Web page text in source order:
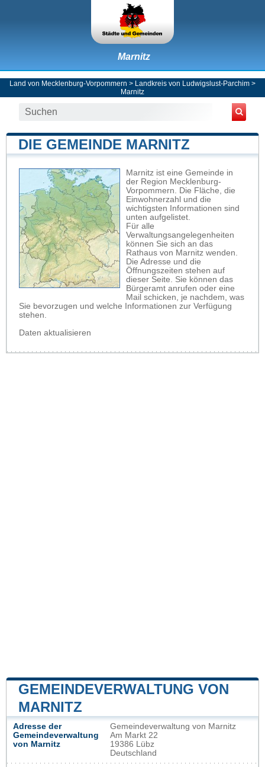
Marnitz
Land von Mecklenburg-Vorpommern > Landkreis von Ludwigslust-Parchim >
Marnitz
DIE GEMEINDE MARNITZ
Marnitz ist eine Gemeinde in
der Region Mecklenburg-
Vorpommern. Die Fläche, die
Einwohnerzahl und die
wichtigsten Informationen sind
unten aufgelistet.
Für alle
Verwaltungsangelegenheiten
können Sie sich an das
Rathaus von Marnitz wenden.
Die Adresse und die
Öffnungszeiten stehen auf
dieser Seite. Sie können das
Bürgeramt anrufen oder eine
Mail schicken, je nachdem, was
Sie bevorzugen und welche Informationen zur Verfügung
stehen.
Daten aktualisieren
GEMEINDEVERWALTUNG VON
MARNITZ
Adresse der
Gemeindeverwaltung
von Marnitz
Gemeindeverwaltung von Marnitz
Am Markt 22
19386 Lübz
Deutschland